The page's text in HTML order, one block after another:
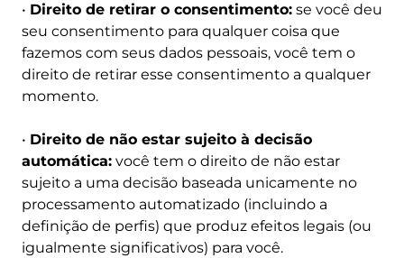
• Direito de retirar o consentimento: se você deu
seu consentimento para qualquer coisa que
fazemos com seus dados pessoais, você tem o
direito de retirar esse consentimento a qualquer
momento.
• Direito de não estar sujeito à decisão
automática: você tem o direito de não estar
sujeito a uma decisão baseada unicamente no
processamento automatizado (incluindo a
definição de perfis) que produz efeitos legais (ou
igualmente significativos) para você.